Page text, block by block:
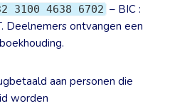
3100 4638 6702 – BIC :
Deelnemers ontvangen een
aan personen die
worden